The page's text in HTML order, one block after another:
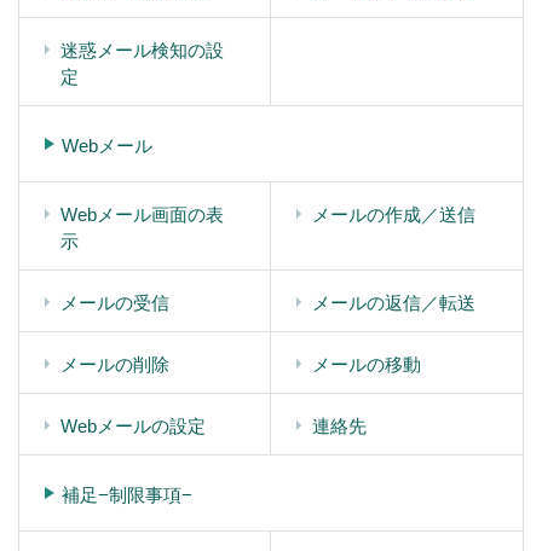
迷惑メール検知の設
定
Webメール
Webメール画面の表
示
メールの作成／送信
メールの受信 メールの返信／転送
メールの削除 メールの移動
Webメールの設定 連絡先
補足−制限事項−